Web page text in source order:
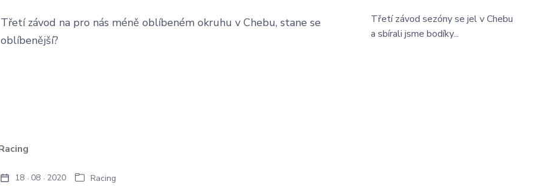
Třetí závod na pro nás méně oblíbeném okruhu v Chebu, stane se
oblíbenější?
Třetí závod sezóny se jel v Chebu
a sbírali jsme bodíky...
18 08 2020 Racing